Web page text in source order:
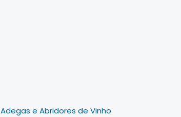
Adegas e Abridores de Vinho